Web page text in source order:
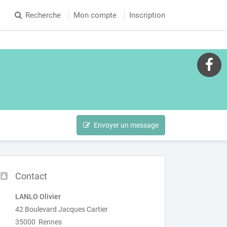
Recherche Mon compte Inscription
Envoyer un message
Contact
LANLO Olivier
42 Boulevard Jacques Cartier
35000 Rennes